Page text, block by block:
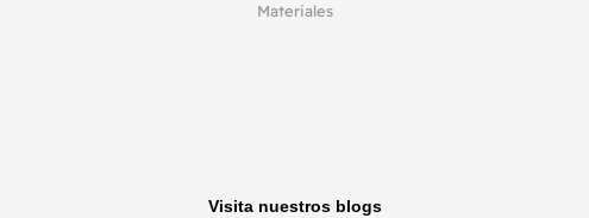
Materiales
Visita nuestros blogs